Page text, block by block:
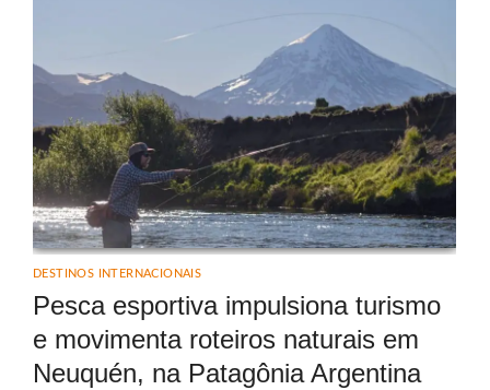
DESTINOS INTERNACIONAIS
Pesca esportiva impulsiona turismo
e movimenta roteiros naturais em
Neuquén, na Patagônia Argentina